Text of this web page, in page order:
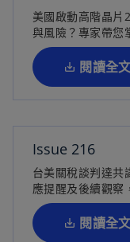
美國啟動高階晶片
與風險？專家帶您
閱讀全文
新
標
籤
中
Issue 216
台美關稅談判達共
應提醒及後續觀察
閱讀全文
在
新
標
籤
中